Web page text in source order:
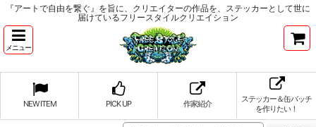
『アートで自由を繋ぐ』を旨に、クリエイターの作品を、ステッカーとして世に
届けているフリースタイルクリエイション
メニュー
NEW ITEM PICK UP 作家紹介
ステッカー＆缶バッチ
を作りたい！